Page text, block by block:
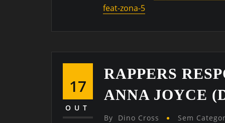
feat-zona-5
17
OUT
RAPPERS
ANNA JOYCE
By Dino Cross Sem